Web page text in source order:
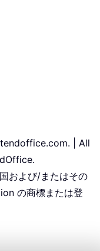
| All
および/またはその
の商標または登